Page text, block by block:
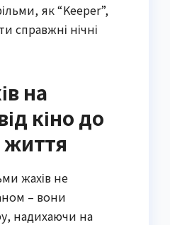
як “Keeper”,
справжні нічні
на
кіно до
життя
жахів не
– вони
надихаючи на